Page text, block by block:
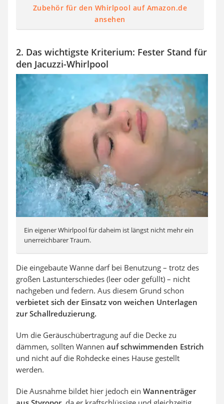
Zubehör für den Whirlpool auf Amazon.de
ansehen
2. Das wichtigste Kriterium: Fester Stand für
den Jacuzzi-Whirlpool
Ein eigener Whirlpool für daheim ist längst nicht mehr ein
unerreichbarer Traum.
Die eingebaute Wanne darf bei Benutzung – trotz des
großen Lastunterschiedes (leer oder gefüllt) – nicht
nachgeben und federn. Aus diesem Grund schon
verbietet sich der Einsatz von weichen Unterlagen
zur Schallreduzierung.
Um die Geräuschübertragung auf die Decke zu
dämmen, sollten Wannen auf schwimmenden Estrich
und nicht auf die Rohdecke eines Hause gestellt
werden.
Die Ausnahme bildet hier jedoch ein Wannenträger